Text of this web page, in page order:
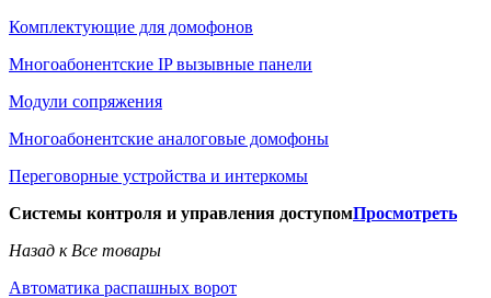
Комплектующие для домофонов
Многоабонентские IP вызывные панели
Модули сопряжения
Многоабонентские аналоговые домофоны
Переговорные устройства и интеркомы
Системы контроля и управления доступомПросмотреть
Назад к Все товары
Автоматика распашных ворот